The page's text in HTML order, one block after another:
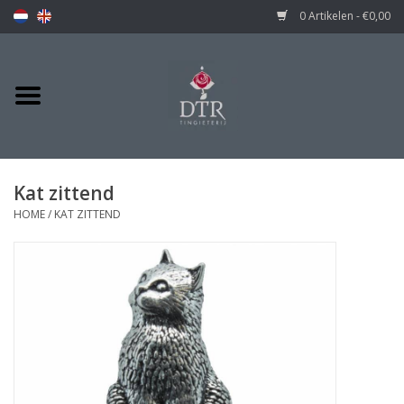
0 Artikelen - €0,00
Kat zittend
HOME/ KAT ZITTEND